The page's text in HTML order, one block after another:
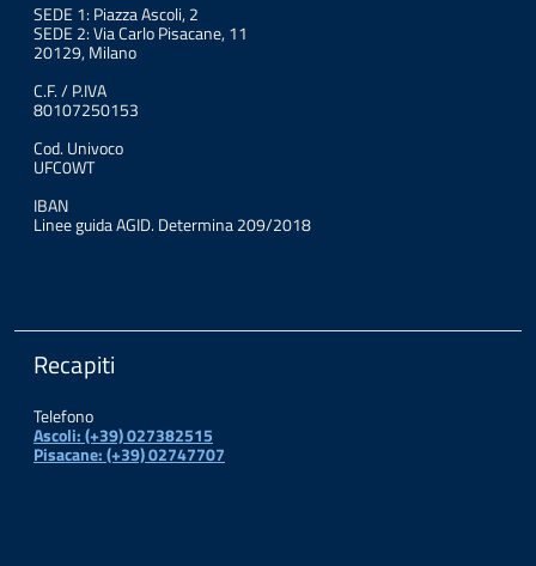
SEDE 1: Piazza Ascoli, 2
SEDE 2: Via Carlo Pisacane, 11
20129, Milano
C.F. / P.IVA
80107250153
Cod. Univoco
UFC0WT
IBAN
Linee guida AGID. Determina 209/2018
Recapiti
Telefono
Ascoli: (+39) 027382515
Pisacane: (+39) 02747707